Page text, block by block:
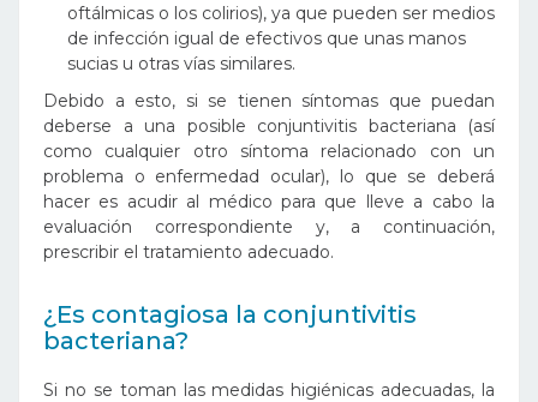
oftálmicas o los colirios), ya que pueden ser medios
de infección igual de efectivos que unas manos
sucias u otras vías similares.
Debido a esto, si se tienen síntomas que puedan
deberse a una posible conjuntivitis bacteriana (así
como cualquier otro síntoma relacionado con un
problema o enfermedad ocular), lo que se deberá
hacer es acudir al médico para que lleve a cabo la
evaluación correspondiente y, a continuación,
prescribir el tratamiento adecuado.
¿Es contagiosa la conjuntivitis
bacteriana?
Si no se toman las medidas higiénicas adecuadas, la